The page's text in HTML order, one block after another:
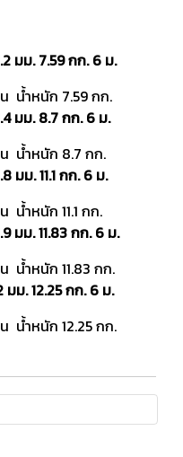
มม. 7.59 กก. 6 ม.
น้ำหนัก 7.59 กก.
มม. 8.7 กก. 6 ม.
น้ำหนัก 8.7 กก.
มม. 11.1 กก. 6 ม.
น้ำหนัก 11.1 กก.
มม. 11.83 กก. 6 ม.
น้ำหนัก 11.83 กก.
มม. 12.25 กก. 6 ม.
น้ำหนัก 12.25 กก.